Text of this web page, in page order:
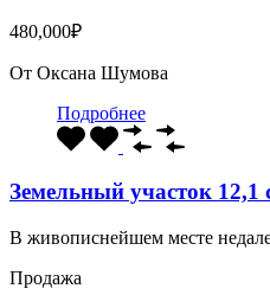
480,000₽
От Оксана Шумова
Подробнее
Земельный участок 12,1
В живописнейшем месте
Продажа